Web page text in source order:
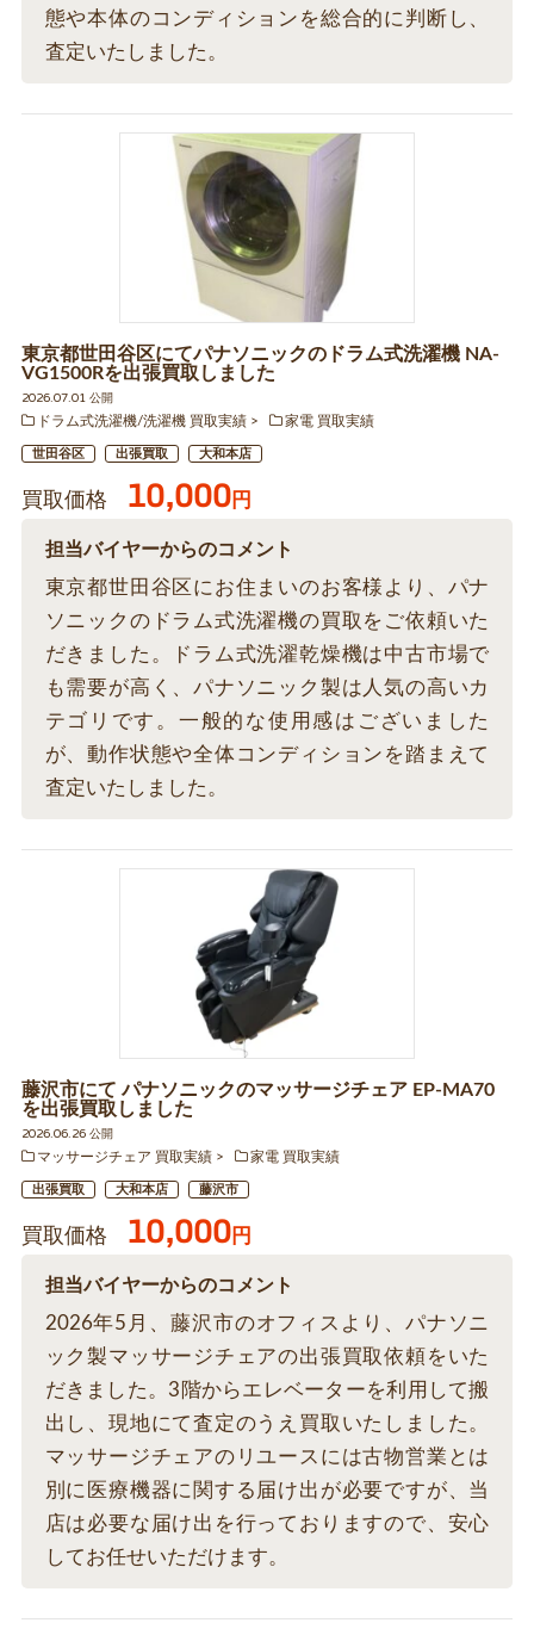
態や本体のコンディションを総合的に判断し、
査定いたしました。
東京都世田谷区にてパナソニックのドラム式洗濯機 NA-
VG1500Rを出張買取しました
2026.07.01 公開
ドラム式洗濯機/洗濯機 買取実績
家電 買取実績
世田谷区 出張買取 大和本店
買取価格 10,000円
担当バイヤーからのコメント
東京都世田谷区にお住まいのお客様より、パナ
ソニックのドラム式洗濯機の買取をご依頼いた
だきました。ドラム式洗濯乾燥機は中古市場で
も需要が高く、パナソニック製は人気の高いカ
テゴリです。一般的な使用感はございました
が、動作状態や全体コンディションを踏まえて
査定いたしました。
藤沢市にて パナソニックのマッサージチェア EP-MA70
を出張買取しました
2026.06.26 公開
マッサージチェア 買取実績
家電 買取実績
出張買取 大和本店 藤沢市
買取価格 10,000円
担当バイヤーからのコメント
2026年5月、藤沢市のオフィスより、パナソニ
ック製マッサージチェアの出張買取依頼をいた
だきました。3階からエレベーターを利用して搬
出し、現地にて査定のうえ買取いたしました。
マッサージチェアのリユースには古物営業とは
別に医療機器に関する届け出が必要ですが、当
店は必要な届け出を行っておりますので、安心
してお任せいただけます。